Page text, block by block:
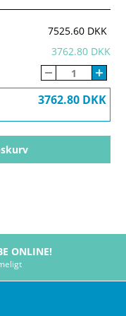
7525.60 DKK
3762.80 DKK
3762.80 DKK
ONLINE!